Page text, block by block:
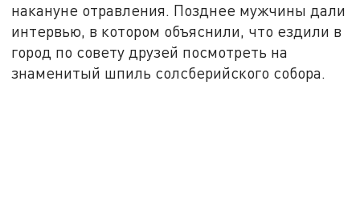
накануне отравления. Позднее мужчины дали
интервью, в котором объяснили, что ездили в
город по совету друзей посмотреть на
знаменитый шпиль солсберийского собора.